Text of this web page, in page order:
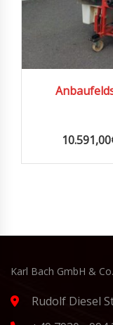
10.591,00
Karl Bach GmbH &
Rudolf Diesel